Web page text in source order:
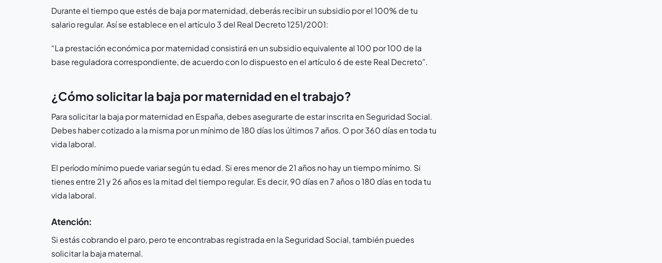
Durante el tiempo que estés de baja por maternidad, deberás recibir un subsidio por el 100% de tu
salario regular. Así se establece en el artículo 3 del Real Decreto 1251/2001:
“La prestación económica por maternidad consistirá en un subsidio equivalente al 100 por 100 de la
base reguladora correspondiente, de acuerdo con lo dispuesto en el artículo 6 de este Real Decreto”.
¿Cómo solicitar la baja por maternidad en el trabajo?
Para solicitar la baja por maternidad en España, debes asegurarte de estar inscrita en Seguridad Social.
Debes haber cotizado a la misma por un mínimo de 180 días los últimos 7 años. O por 360 días en toda tu
vida laboral.
El período mínimo puede variar según tu edad. Si eres menor de 21 años no hay un tiempo mínimo. Si
tienes entre 21 y 26 años es la mitad del tiempo regular. Es decir, 90 días en 7 años o 180 días en toda tu
vida laboral.
Atención:
Si estás cobrando el paro, pero te encontrabas registrada en la Seguridad Social, también puedes
solicitar la baja maternal.